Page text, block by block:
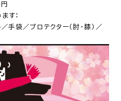
す：
手袋／プロテクター（肘・膝）／